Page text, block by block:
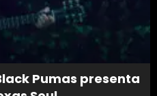
Pumas presenta